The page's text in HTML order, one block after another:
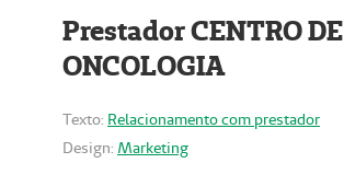
Prestador CENTRO DE
ONCOLOGIA
Texto: Relacionamento com prestador
Design: Marketing